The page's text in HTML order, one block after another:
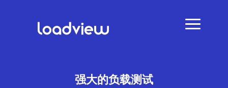
强大的负载测试